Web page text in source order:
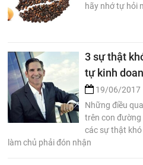
hãy nhớ tự hỏi
3 sự thật
tự kinh
19/06/2017
Những điều
trên con đường
các sự thật
làm chủ phải đón nhận